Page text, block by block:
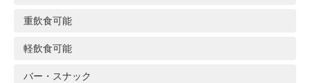
重飲食可能
軽飲食可能
バー・スナック